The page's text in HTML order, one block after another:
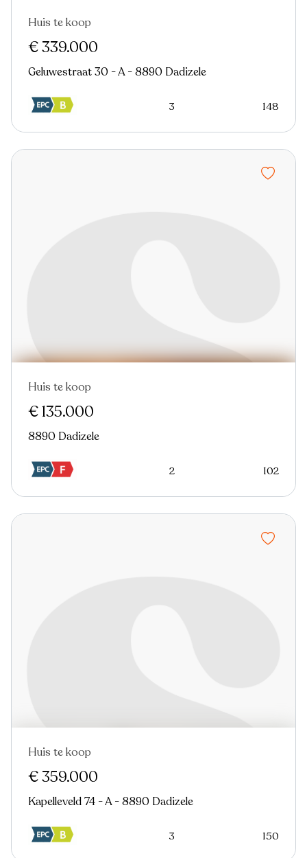
Nieuw
Huis te koop
€ 339.000
Geluwestraat 30 - A - 8890 Dadizele
3 148
Huis te koop
€ 135.000
8890 Dadizele
2 102
Huis te koop
€ 359.000
Kapelleveld 74 - A - 8890 Dadizele
3 150